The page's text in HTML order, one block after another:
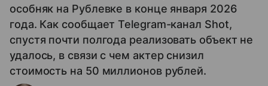
особняк на Рублевке в конце января 2026
года. Как сообщает Telegram-канал Shot,
спустя почти полгода реализовать объект не
удалось, в связи с чем актер снизил
стоимость на 50 миллионов рублей.